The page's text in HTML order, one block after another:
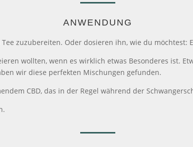
ANWENDUNG
zuzubereiten. Oder dosieren ihn, wie du
wollten, wenn es wirklich etwas Besonderes ist.
wir diese perfekten Mischungen gefunden.
CBD, das in der Regel während der